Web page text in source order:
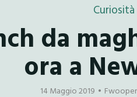
Curiosità
da
ora a
14 Maggio 2019 Fwooper